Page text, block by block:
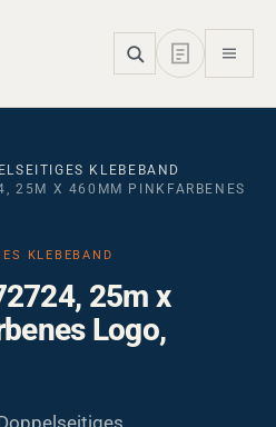
KLEBEBAND
25M X 460MM PINKFARBENES
KLEBEBAND
25m x
Logo,